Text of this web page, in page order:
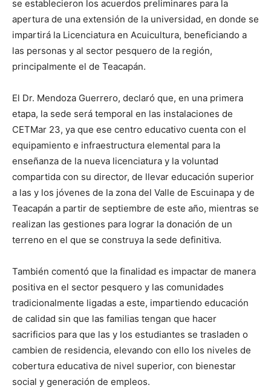
se establecieron los acuerdos preliminares para la
apertura de una extensión de la universidad, en donde se
impartirá la Licenciatura en Acuicultura, beneficiando a
las personas y al sector pesquero de la región,
principalmente el de Teacapán.
El Dr. Mendoza Guerrero, declaró que, en una primera
etapa, la sede será temporal en las instalaciones de
CETMar 23, ya que ese centro educativo cuenta con el
equipamiento e infraestructura elemental para la
enseñanza de la nueva licenciatura y la voluntad
compartida con su director, de llevar educación superior
a las y los jóvenes de la zona del Valle de Escuinapa y de
Teacapán a partir de septiembre de este año, mientras se
realizan las gestiones para lograr la donación de un
terreno en el que se construya la sede definitiva.
También comentó que la finalidad es impactar de manera
positiva en el sector pesquero y las comunidades
tradicionalmente ligadas a este, impartiendo educación
de calidad sin que las familias tengan que hacer
sacrificios para que las y los estudiantes se trasladen o
cambien de residencia, elevando con ello los niveles de
cobertura educativa de nivel superior, con bienestar
social y generación de empleos.